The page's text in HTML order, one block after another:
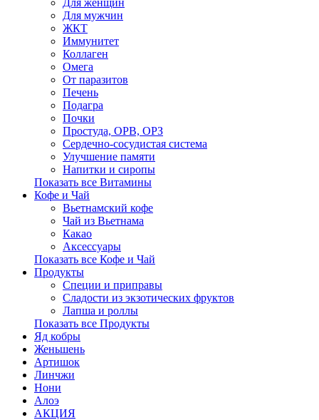
Для женщин
Для мужчин
ЖКТ
Иммунитет
Коллаген
Омега
От паразитов
Печень
Подагра
Почки
Простуда, ОРВ, ОРЗ
Сердечно-сосудистая система
Улучшение памяти
Напитки и сиропы
Показать все Витамины
Кофе и Чай
Вьетнамский кофе
Чай из Вьетнама
Какао
Аксессуары
Показать все Кофе и Чай
Продукты
Cпеции и приправы
Сладости из экзотических фруктов
Лапша и роллы
Показать все Продукты
Яд кобры
Женьшень
Артишок
Линчжи
Нони
Алоэ
АКЦИЯ